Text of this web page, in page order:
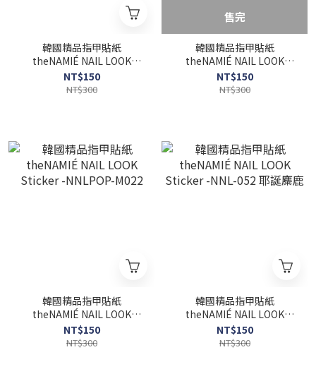
韓國精品指甲貼紙
theNAMIÉ NAIL LOOK
Sticker -NNLPOP-M029
NT$150
NT$300
售完
韓國精品指甲貼紙
theNAMIÉ NAIL LOOK
Sticker -NNLPOP-M025
NT$150
NT$300
韓國精品指甲貼紙
theNAMIÉ NAIL LOOK
Sticker -NNLPOP-M022
NT$150
NT$300
韓國精品指甲貼紙
theNAMIÉ NAIL LOOK
Sticker -NNL-052 耶誕麋鹿
NT$150
NT$300